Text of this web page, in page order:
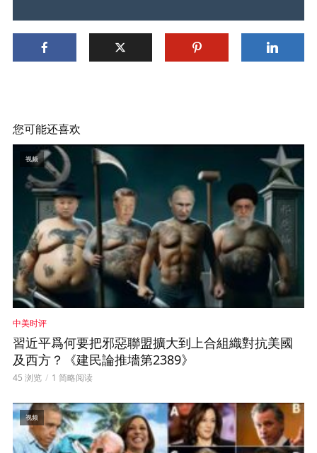
您可能还喜欢
视频
中美时评
習近平爲何要把邪惡聯盟擴大到上合組織對抗美國
及西方？《建民論推墻第2389》
45 浏览 1 简略阅读
视频